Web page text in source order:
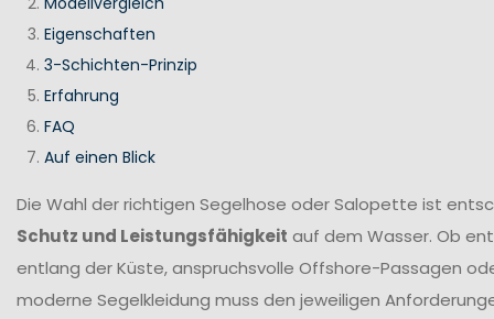
Eigenschaften
3-Schichten-Prinzip
Erfahrung
FAQ
Auf einen Blick
Die Wahl der richtigen Segelhose oder Salopette ist
Schutz und Leistungsfähigkeit auf dem Wasser. Ob
entlang der Küste, anspruchsvolle Offshore-Passagen
moderne Segelkleidung muss den jeweiligen